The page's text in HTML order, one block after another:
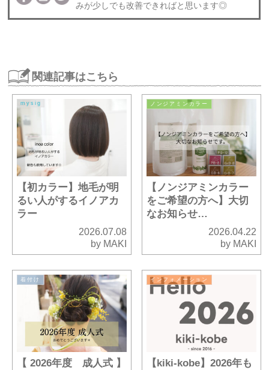
みが少しでも改善できればと思います◎
関連記事はこちら
mysig
【初カラー】地毛が明
るい人がするイノアカ
ラー
2026.07.08
by MAKI
ノンジアミンカラー
【ノンジアミンカラー
をご希望の方へ】大切
なお知らせ…
2026.04.22
by MAKI
着付け
【 2026年度 成人式 】
インフォメーション
【kiki-kobe】2026年も